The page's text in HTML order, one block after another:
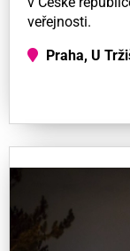
veřejnosti.
Praha, U